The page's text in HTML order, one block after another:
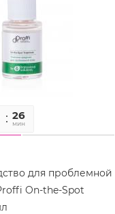
26
мин
для проблемной
On-the-Spot